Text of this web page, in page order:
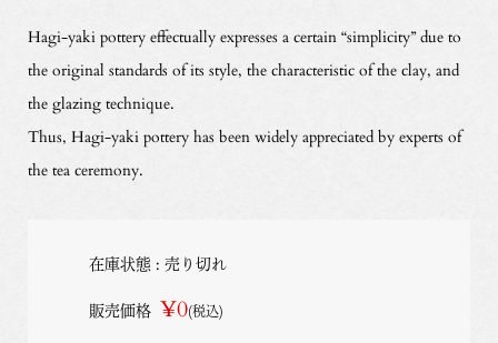
Hagi-yaki pottery effectually expresses a certain “simplicity” due to
the original standards of its style, the characteristic of the clay, and
the glazing technique.
Thus, Hagi-yaki pottery has been widely appreciated by experts of
the tea ceremony.
在庫状態 : 売り切れ
販売価格 ¥0(税込)